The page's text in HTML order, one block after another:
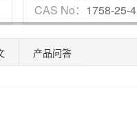
CAS No： 1758-25-4
产品问答